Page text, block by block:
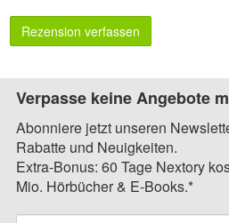
Rezension verfassen
Verpasse keine Angebote
Abonniere jetzt unseren
Rabatte und Neuigkeiten.
Extra-Bonus: 60 Tage Nextory
Mio. Hörbücher & E-Books.*